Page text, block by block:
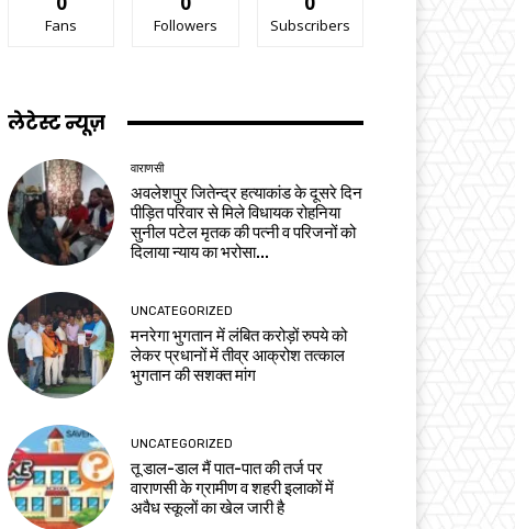
Fans Followers Subscribers
लेटेस्ट न्यूज़
वाराणसी
अवलेशपुर जितेन्द्र हत्याकांड के दूसरे दिन
पीड़ित परिवार से मिले विधायक रोहनिया
सुनील पटेल मृतक की पत्नी व परिजनों को
दिलाया न्याय का भरोसा...
UNCATEGORIZED
मनरेगा भुगतान में लंबित करोड़ों रुपये को
लेकर प्रधानों में तीव्र आक्रोश तत्काल
भुगतान की सशक्त मांग
UNCATEGORIZED
तू डाल-डाल मैं पात-पात की तर्ज पर
वाराणसी के ग्रामीण व शहरी इलाकों में
अवैध स्कूलों का खेल जारी है